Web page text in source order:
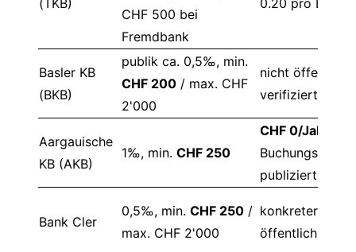
(TKB)
CHF 500 bei
Fremdbank
0.20 pro
Basler KB
(BKB)
publik ca. 0,5‰, min.
CHF 200 / max. CHF
2'000
nicht öffentlich
verifiziert
Aargauische
KB (AKB)
1‰, min. CHF 250
CHF 0/Jahr
publiziert
Bank Cler
0,5‰, min. CHF 250 /
max. CHF 2'000
konkreter Tarif
öffentlich